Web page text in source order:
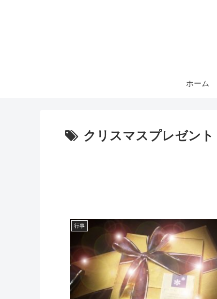
ホーム
クリスマスプレゼント
行事